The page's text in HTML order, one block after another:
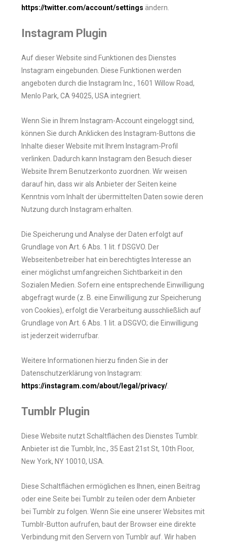
https://twitter.com/account/settings ändern.
Instagram Plugin
Auf dieser Website sind Funktionen des Dienstes
Instagram eingebunden. Diese Funktionen werden
angeboten durch die Instagram Inc., 1601 Willow Road,
Menlo Park, CA 94025, USA integriert.
Wenn Sie in Ihrem Instagram-Account eingeloggt sind,
können Sie durch Anklicken des Instagram-Buttons die
Inhalte dieser Website mit Ihrem Instagram-Profil
verlinken. Dadurch kann Instagram den Besuch dieser
Website Ihrem Benutzerkonto zuordnen. Wir weisen
darauf hin, dass wir als Anbieter der Seiten keine
Kenntnis vom Inhalt der übermittelten Daten sowie deren
Nutzung durch Instagram erhalten.
Die Speicherung und Analyse der Daten erfolgt auf
Grundlage von Art. 6 Abs. 1 lit. f DSGVO. Der
Webseitenbetreiber hat ein berechtigtes Interesse an
einer möglichst umfangreichen Sichtbarkeit in den
Sozialen Medien. Sofern eine entsprechende Einwilligung
abgefragt wurde (z. B. eine Einwilligung zur Speicherung
von Cookies), erfolgt die Verarbeitung ausschließlich auf
Grundlage von Art. 6 Abs. 1 lit. a DSGVO; die Einwilligung
ist jederzeit widerrufbar.
Weitere Informationen hierzu finden Sie in der
Datenschutzerklärung von Instagram:
https://instagram.com/about/legal/privacy/
Tumblr Plugin
Diese Website nutzt Schaltflächen des Dienstes Tumblr.
Anbieter ist die Tumblr, Inc., 35 East 21st St, 10th Floor,
New York, NY 10010, USA.
Diese Schaltflächen ermöglichen es Ihnen, einen Beitrag
oder eine Seite bei Tumblr zu teilen oder dem Anbieter
bei Tumblr zu folgen. Wenn Sie eine unserer Websites mit
Tumblr-Button aufrufen, baut der Browser eine direkte
Verbindung mit den Servern von Tumblr auf. Wir haben